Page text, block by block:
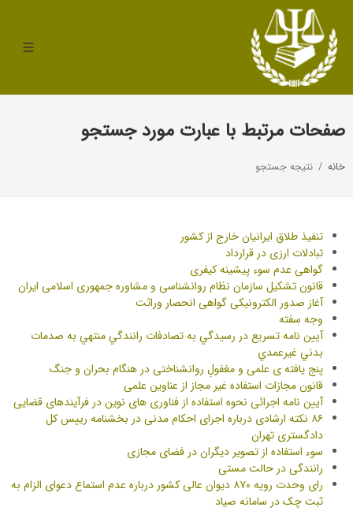
صفحات مرتبط با عبارت مورد جستجو
خانه نتیجه جستجو
تنفیذ طلاق ایرانیان خارج از کشور
تبادلات ارزی در قرارداد
گواهی عدم سوء پیشینه کیفری
قانون تشکیل سازمان نظام روانشناسی و مشاوره جمهوری اسلامی ایران
آغاز صدور الکترونیکی گواهی انحصار وراثت
وجه سفته
آیین نامه تسريع در رسيدگي به تصادفات رانندگي منتهي به صدمات
بدني غيرعمدي
پنج یافته ی علمی و مغفولِ روانشناختی در هنگام بحران و جنگ
قانون مجازات استفاده غیر مجاز از عناوین علمی
آیین نامه اجرائی نحوه استفاده از فناوری های نوین در فرآیندهای قضایی
۸۶ نکته ارشادی درباره اجرای احکام مدنی در بخشنامه رییس کل
دادگستری تهران
سوء استفاده از تصویر دیگران در فضای مجازی
رانندگی در حالت مستی
رای وحدت رویه ۸۷۰ دیوان عالی کشور درباره عدم استماع دعوای الزام به
ثبت چک در سامانه صیاد